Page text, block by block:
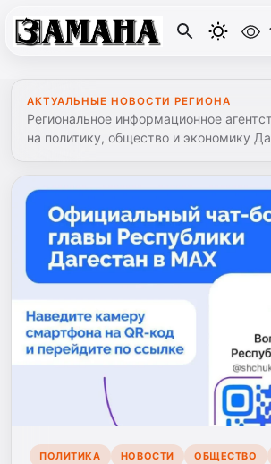
АКТУАЛЬНЫЕ НОВОСТИ РЕГИОНА
Региональное информационное
на политику, общество и экономику
ПОЛИТИКА НОВОСТИ ОБЩЕСТВО